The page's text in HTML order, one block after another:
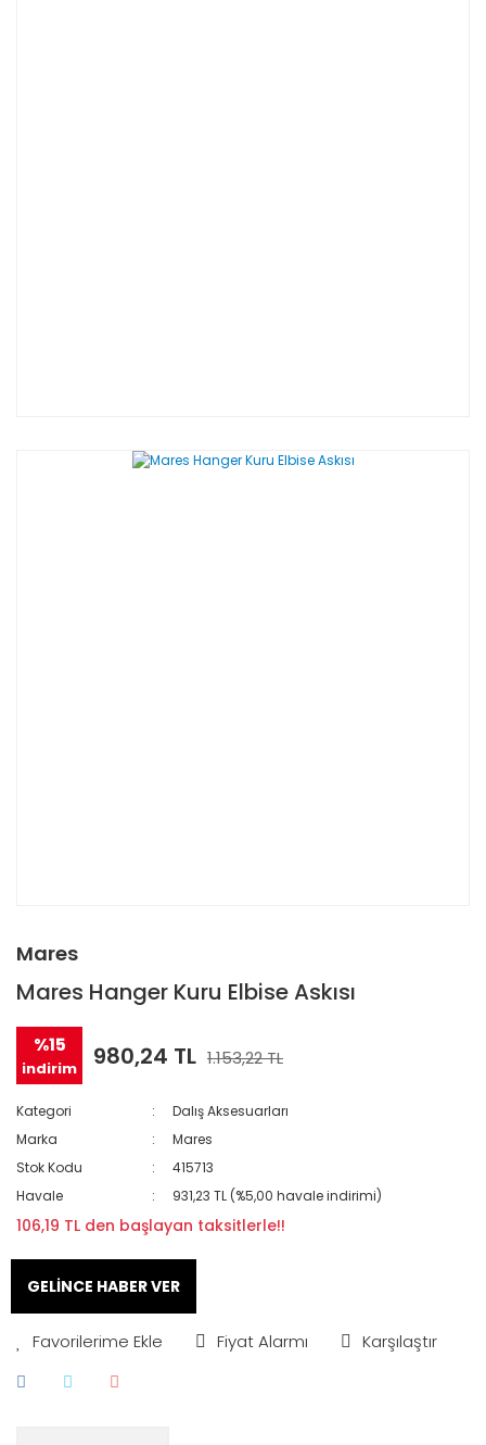
Mares
Mares Hanger Kuru Elbise Askısı
%15
indirim 980,24 TL 1.153,22 TL
Kategori
Dalış Aksesuarları
Marka
Mares
Stok Kodu
415713
Havale
931,23 TL (%5,00 havale indirimi)
106,19 TL den başlayan taksitlerle!!
GELİNCE HABER VER
Fiyat Alarmı Karşılaştır